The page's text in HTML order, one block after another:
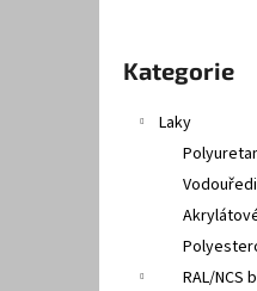
Přeskočit
kategorie
Kategorie
Laky
RAL/NCS
ICRO VODOU
214,17 Kč